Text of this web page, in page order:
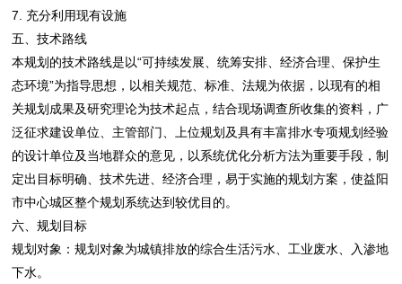
7. 充分利用现有设施
五、技术路线
本规划的技术路线是以“可持续发展、统筹安排、经济合理、保护生
态环境”为指导思想，以相关规范、标准、法规为依据，以现有的相
关规划成果及研究理论为技术起点，结合现场调查所收集的资料，广
泛征求建设单位、主管部门、上位规划及具有丰富排水专项规划经验
的设计单位及当地群众的意见，以系统优化分析方法为重要手段，制
定出目标明确、技术先进、经济合理，易于实施的规划方案，使益阳
市中心城区整个规划系统达到较优目的。
六、规划目标
规划对象：规划对象为城镇排放的综合生活污水、工业废水、入渗地
下水。